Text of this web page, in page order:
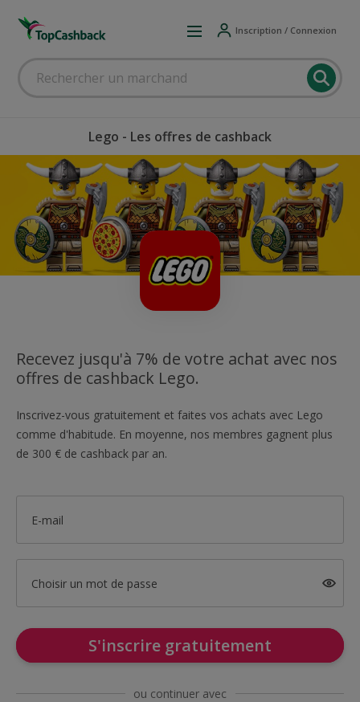
Inscription / Connexion
Lego - Les offres de cashback
Recevez jusqu'à 7% de votre achat avec nos
offres de cashback Lego.
Inscrivez-vous gratuitement et faites vos achats avec Lego
comme d'habitude. En moyenne, nos membres gagnent plus
de 300 € de cashback par an.
E-mail
Choisir un mot de passe
S'inscrire gratuitement
ou continuer avec